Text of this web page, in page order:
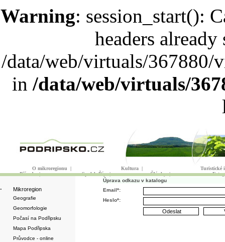
Warning: session_start():
headers
/data/web/virtuals/
in /data/web/virtuals/
O mikroregionu | Kultura |
Turistické
Příroda| Spolek Říp| Články|
· Mikroregion
Geografie
Geomorfologie
Počasí na Podřipsku
Mapa Podřipska
Průvodce - online
Úprava odkazu v katalogu
Email*:
Heslo*: